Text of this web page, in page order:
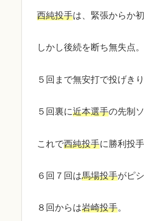
西純投手は、緊張からか
しかし後続を断ち無失点。
５回まで無安打で投げき
５回裏に近本選手の先制
これで西純投手に勝利投
６回７回は馬場投手がピ
８回からは岩崎投手。